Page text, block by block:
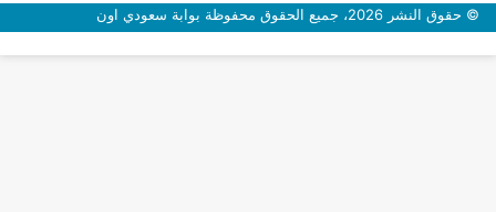
© حقوق النشر 2026، جميع الحقوق محفوظة بوابة سعودي اون